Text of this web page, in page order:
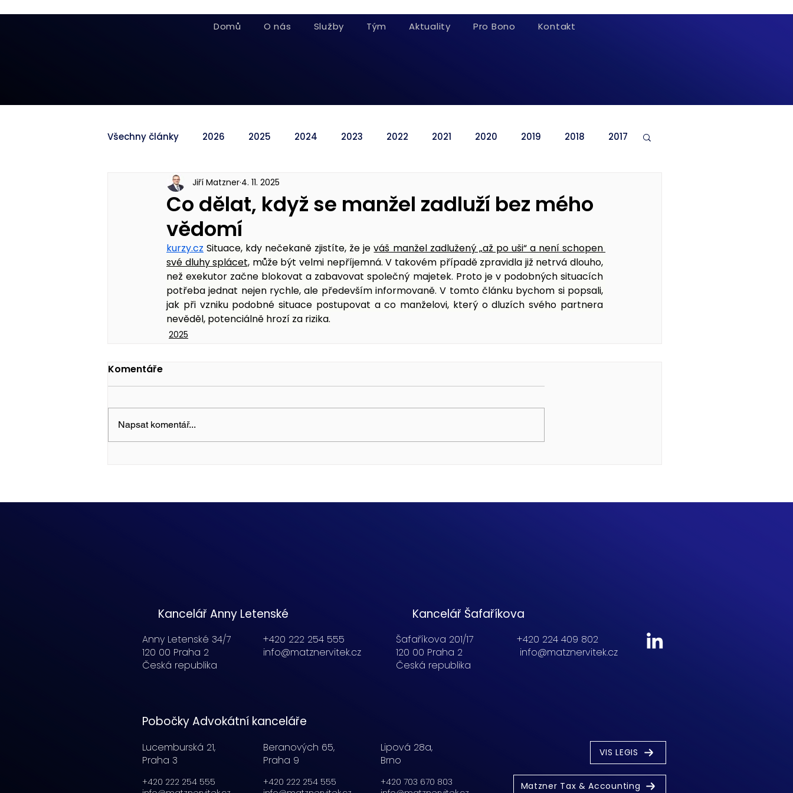
Domů O nás Služby Tým Aktuality Pro Bono Kontakt
Všechny články 2026 2025 2024 2023 2022 2021 2020 2019 2018 2017
Co dělat, když se manžel zadluží bez mého
vědomí
Jiří Matzner 4. 11. 2025
kurzy.cz Situace, kdy nečekaně zjistíte, že je váš manžel zadlužený „až po uši“ a není schopen
své dluhy splácet, může být velmi nepříjemná. V takovém případě zpravidla již netrvá dlouho,
než exekutor začne blokovat a zabavovat společný majetek. Proto je v podobných situacích
potřeba jednat nejen rychle, ale především informovaně. V tomto článku bychom si popsali,
jak při vzniku podobné situace postupovat a co manželovi, který o dluzích svého partnera
nevěděl, potenciálně hrozí za rizika.
2025
Komentáře
Napsat komentář...
Kancelář Anny Letenské
Anny Letenské 34/7
120 00 Praha 2
Česká republika
+420 222 254 555
info@matznervitek.cz
Kancelář Šafaříkova
Šafaříkova 201/17
120 00 Praha 2
Česká republika
+420 224 409 802
info@matznervitek.cz
Pobočky Advokátní kanceláře
Lucemburská 21,
Praha 3
+420 222 254 555
Beranových 65,
Praha 9
+420 222 254 555
Lipová 28a,
Brno
+420 703 670 803
VIS LEGIS
Matzner Tax & Accounting